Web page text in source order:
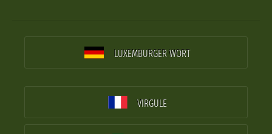
LUXEMBURGER WORT
VIRGULE